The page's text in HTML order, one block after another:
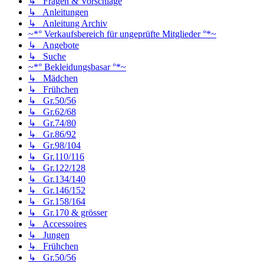
↳ Anleitungen
↳ Anleitung Archiv
~*° Verkaufsbereich für ungeprüfte Mitglieder °*~
↳ Angebote
↳ Suche
~*° Bekleidungsbasar °*~
↳ Mädchen
↳ Frühchen
↳ Gr.50/56
↳ Gr.62/68
↳ Gr.74/80
↳ Gr.86/92
↳ Gr.98/104
↳ Gr.110/116
↳ Gr.122/128
↳ Gr.134/140
↳ Gr.146/152
↳ Gr.158/164
↳ Gr.170 & grösser
↳ Accessoires
↳ Jungen
↳ Frühchen
↳ Gr.50/56